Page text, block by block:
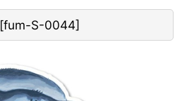
[fum-S-0044]